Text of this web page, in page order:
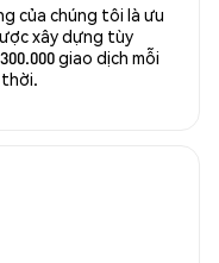
của chúng tôi là ưu
xây dựng tùy
giao dịch mỗi